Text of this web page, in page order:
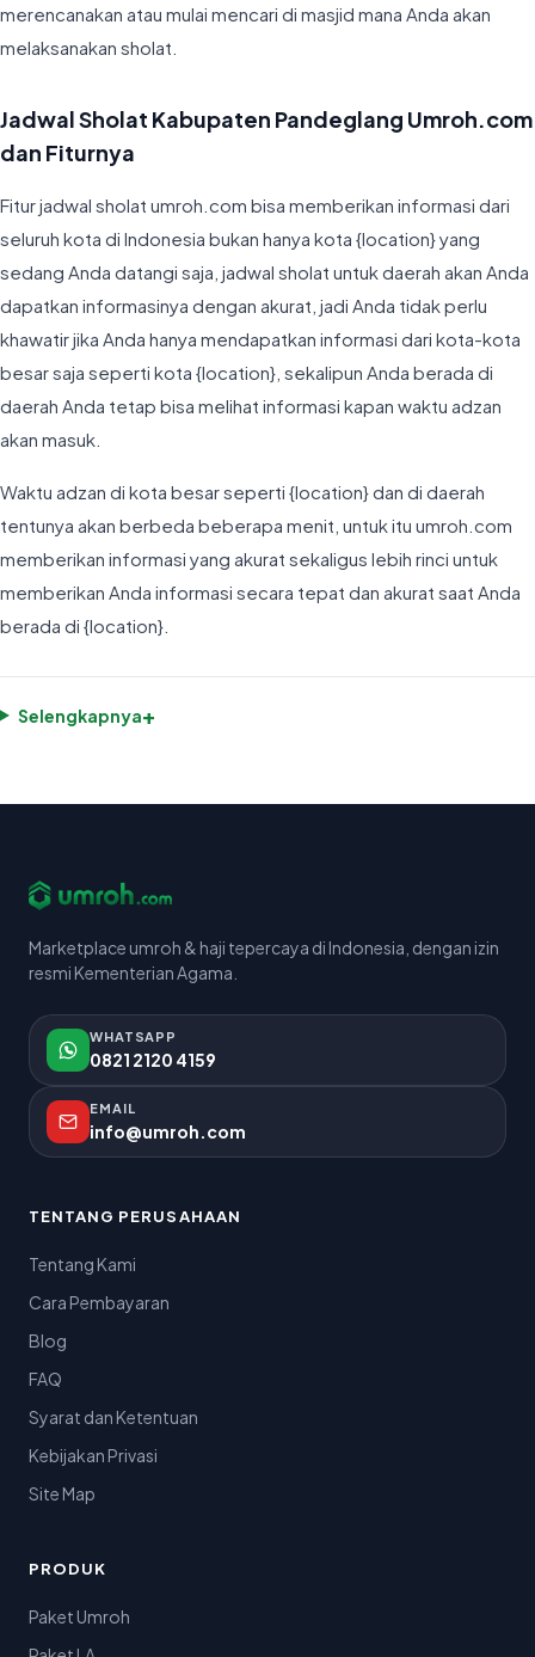
merencanakan atau mulai mencari di masjid mana Anda akan
melaksanakan sholat.
Jadwal Sholat Kabupaten Pandeglang Umroh.com
dan Fiturnya
Fitur jadwal sholat umroh.com bisa memberikan informasi dari
seluruh kota di Indonesia bukan hanya kota {location} yang
sedang Anda datangi saja, jadwal sholat untuk daerah akan Anda
dapatkan informasinya dengan akurat, jadi Anda tidak perlu
khawatir jika Anda hanya mendapatkan informasi dari kota-kota
besar saja seperti kota {location}, sekalipun Anda berada di
daerah Anda tetap bisa melihat informasi kapan waktu adzan
akan masuk.
Waktu adzan di kota besar seperti {location} dan di daerah
tentunya akan berbeda beberapa menit, untuk itu umroh.com
memberikan informasi yang akurat sekaligus lebih rinci untuk
memberikan Anda informasi secara tepat dan akurat saat Anda
berada di {location}.
Selengkapnya+
Marketplace umroh & haji tepercaya di Indonesia, dengan izin
resmi Kementerian Agama.
WHATSAPP
0821 2120 4159
EMAIL
info@umroh.com
TENTANG PERUSAHAAN
Tentang Kami
Cara Pembayaran
Blog
FAQ
Syarat dan Ketentuan
Kebijakan Privasi
Site Map
PRODUK
Paket Umroh